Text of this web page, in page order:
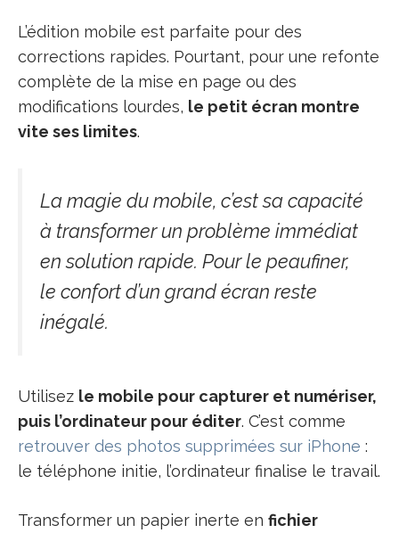
L’édition mobile est parfaite pour des
corrections rapides. Pourtant, pour une refonte
complète de la mise en page ou des
modifications lourdes, le petit écran montre
vite ses limites.
La magie du mobile, c’est sa capacité
à transformer un problème immédiat
en solution rapide. Pour le peaufiner,
le confort d’un grand écran reste
inégalé.
Utilisez le mobile pour capturer et numériser,
puis l’ordinateur pour éditer. C’est comme
retrouver des photos supprimées sur iPhone :
le téléphone initie, l’ordinateur finalise le travail.
Transformer un papier inerte en fichier